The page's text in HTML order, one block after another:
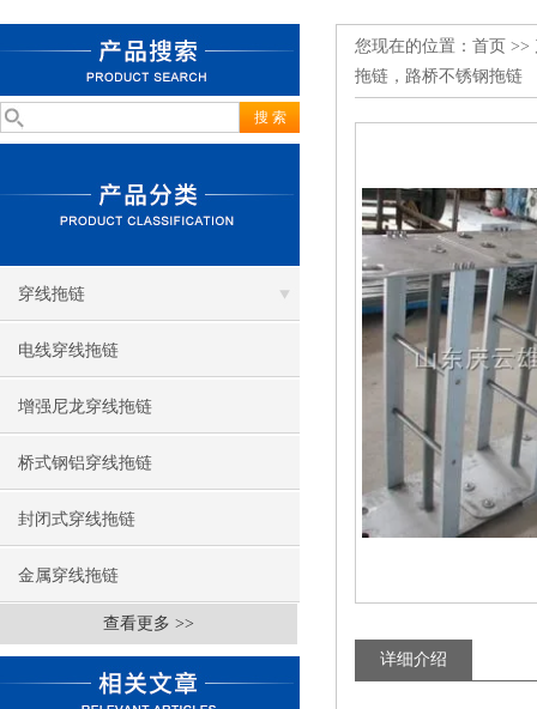
穿线拖链
电线穿线拖链
增强尼龙穿线拖链
桥式钢铝穿线拖链
封闭式穿线拖链
金属穿线拖链
查看更多 >>
您现在的位置： 首页 >>
拖链，路桥不锈钢拖链
详细介绍